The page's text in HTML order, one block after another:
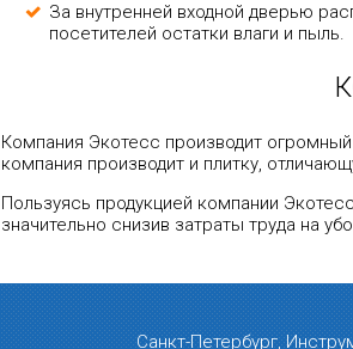
За внутренней входной дверью
посетителей остатки влаги и пыль.
Компания Экотесс производит
компания производит и плитку,
Пользуясь продукцией компании
значительно снизив затраты труда на
Санкт-Петербург,